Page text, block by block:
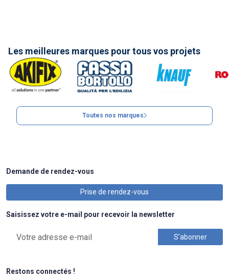
Les meilleures marques pour tous vos projets
Toutes nos marques
Demande de rendez-vous
Prise de rendez-vous
Saisissez votre e-mail pour recevoir la newsletter
Restons connectés !